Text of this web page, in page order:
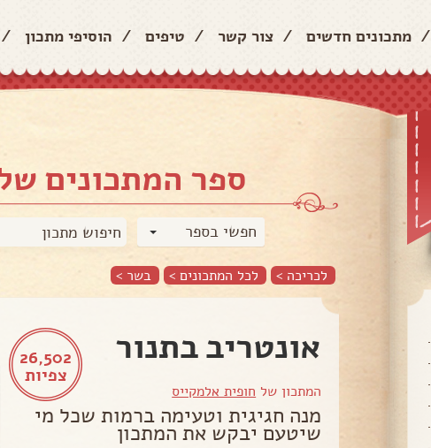
/ מתכונים חדשים / צור קשר / טיפים / הוסיפי מתכון /
ספר המתכונים
חפשי בספר
לכריכה > לכל המתכונים > בשר >
26,502
צפיות
אונטריב בתנור
המתכון של חופית אלמקייס
מנה חגיגית וטעימה ברמות שכל מי
שיטעם יבקש את המתכון